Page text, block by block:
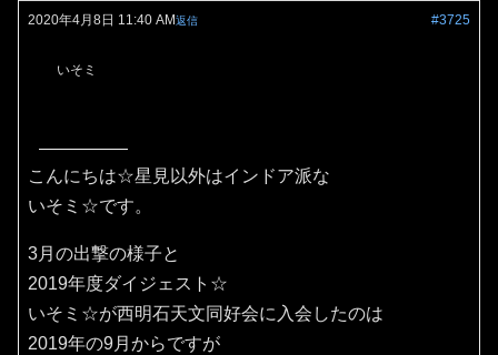
2020年4月8日 11:40 AM #3725
返信
いそミ
こんにちは☆星見以外はインドア派な
いそミ☆です。
3月の出撃の様子と
2019年度ダイジェスト☆
いそミ☆が西明石天文同好会に入会したのは
2019年の9月からですが